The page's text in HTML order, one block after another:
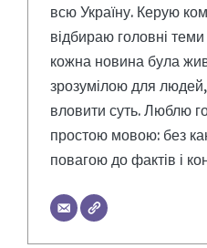
всю Україну. Керую
відбираю головні
кожна новина була
зрозумілою для
вловити суть. Люблю
простою мовою: без
повагою до фактів і